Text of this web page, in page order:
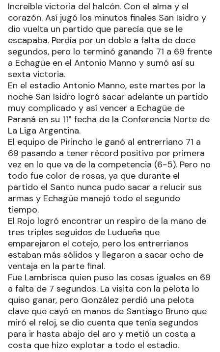
Increíble victoria del halcón. Con el alma y el
corazón. Así jugó los minutos finales San Isidro y
dio vuelta un partido que parecía que se le
escapaba. Perdía por un doble a falta de doce
segundos, pero lo terminó ganando 71 a 69 frente
a Echagüe en el Antonio Manno y sumó así su
sexta victoria.
En el estadio Antonio Manno, este martes por la
noche San Isidro logró sacar adelante un partido
muy complicado y así vencer a Echagüe de
Paraná en su 11° fecha de la Conferencia Norte de
La Liga Argentina.
El equipo de Pirincho le ganó al entrerriano 71 a
69 pasando a tener récord positivo por primera
vez en lo que va de la competencia (6-5). Pero no
todo fue color de rosas, ya que durante el
partido el Santo nunca pudo sacar a relucir sus
armas y Echagüe manejó todo el segundo
tiempo.
El Rojo logró encontrar un respiro de la mano de
tres triples seguidos de Ludueña que
emparejaron el cotejo, pero los entrerrianos
estaban más sólidos y llegaron a sacar ocho de
ventaja en la parte final.
Fue Lambrisca quien puso las cosas iguales en 69
a falta de 7 segundos. La visita con la pelota lo
quiso ganar, pero González perdió una pelota
clave que cayó en manos de Santiago Bruno que
miró el reloj, se dio cuenta que tenía segundos
para ir hasta abajo del aro y metió un costa a
costa que hizo explotar a todo el estadio.